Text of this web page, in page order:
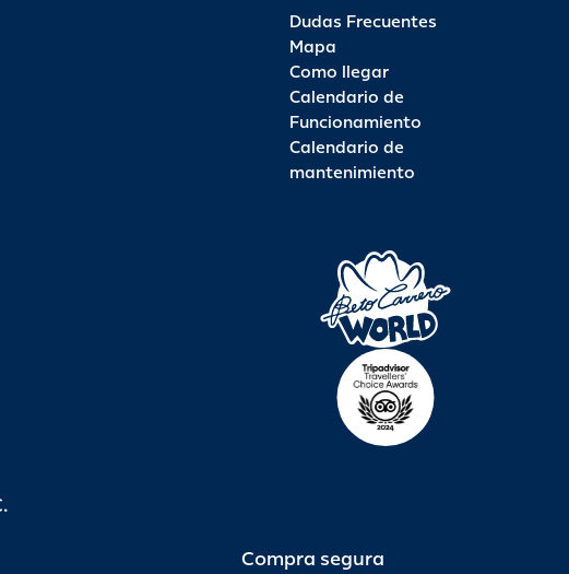
Dudas Frecuentes
Mapa
Como llegar
Calendario de
Funcionamiento
Calendario de
mantenimiento
Compra segura